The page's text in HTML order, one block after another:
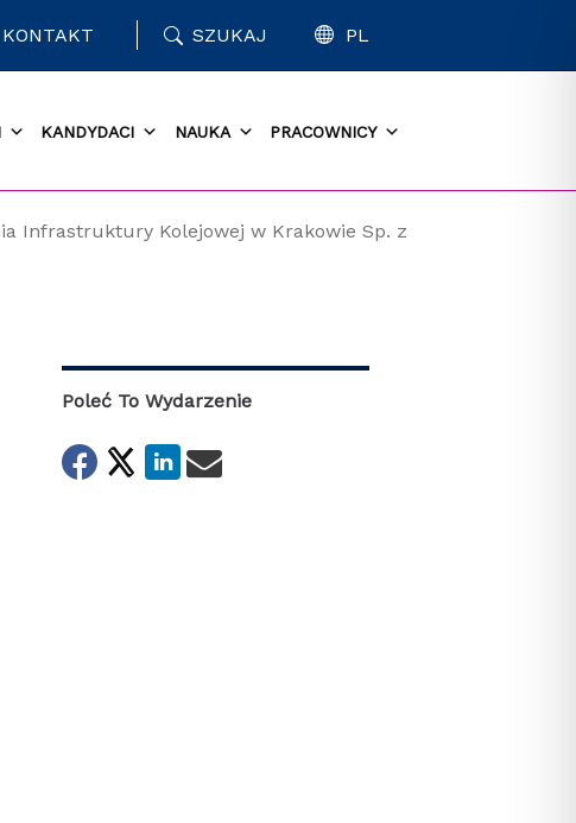
KONTAKT SZUKAJ PL
KANDYDACI NAUKA PRACOWNICY
Infrastruktury Kolejowej w Krakowie Sp. z
Poleć To Wydarzenie